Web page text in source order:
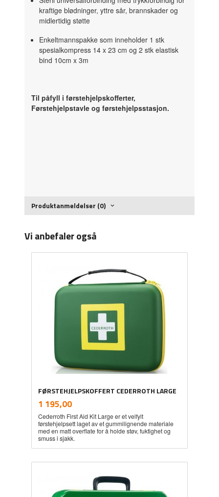
kraftige blødninger, yttre sår, brannskader og
midlertidig støtte
Enkeltmannspakke som inneholder 1 stk
spesialkompress 14 x 23 cm og 2 stk elastisk
bind 10cm x 3m
Til påfyll i førstehjelpskofferter,
Førstehjelpstavle og førstehjelpsstasjon.
Produktanmeldelser (0)
Vi anbefaler også
FØRSTEHJELPSKOFFERT CEDERROTH LARGE
Pris
1 195,00mva.
Cederroth First Aid Kit Large er et velfylt
førstehjelpsett laget av et gummilignende materiale
med en matt overflate for å holde støv, fuktighet og
smuss i sjakk.